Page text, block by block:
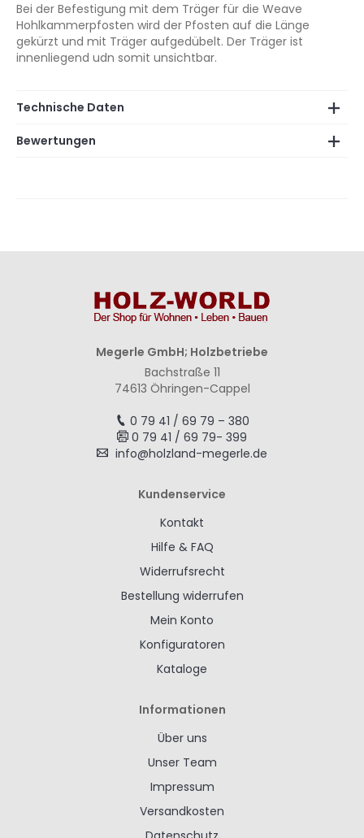
Bei der Befestigung mit dem Träger für die Weave
Hohlkammerpfosten wird der Pfosten auf die Länge
gekürzt und mit Träger aufgedübelt. Der Träger ist
innenliegend udn somit unsichtbar.
Technische Daten
Bewertungen
Megerle GmbH; Holzbetriebe
Bachstraße 11
74613 Öhringen-Cappel
0 79 41 / 69 79 – 380
0 79 41 / 69 79- 399
info@holzland-megerle.de
Kundenservice
Kontakt
Hilfe & FAQ
Widerrufsrecht
Bestellung widerrufen
Mein Konto
Konfiguratoren
Kataloge
Informationen
Über uns
Unser Team
Impressum
Versandkosten